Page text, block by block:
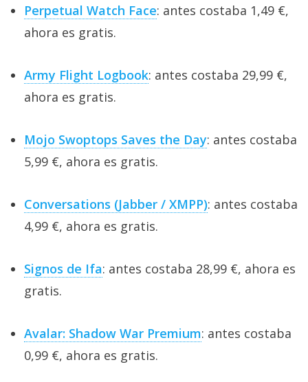
Perpetual Watch Face: antes costaba 1,49 €,
ahora es gratis.
Army Flight Logbook: antes costaba 29,99 €,
ahora es gratis.
Mojo Swoptops Saves the Day: antes costaba
5,99 €, ahora es gratis.
Conversations (Jabber / XMPP): antes costaba
4,99 €, ahora es gratis.
Signos de Ifa: antes costaba 28,99 €, ahora es
gratis.
Avalar: Shadow War Premium: antes costaba
0,99 €, ahora es gratis.